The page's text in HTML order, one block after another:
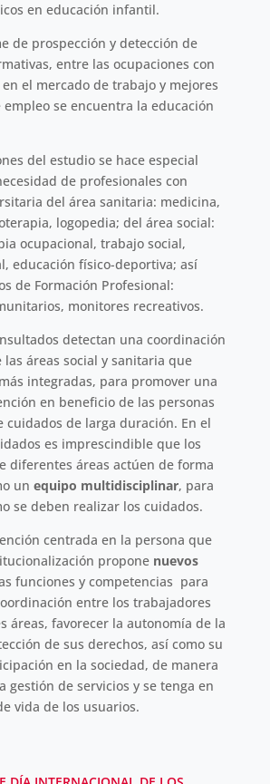
en educación infantil.
de prospección y detección de
entre las ocupaciones con
el mercado de trabajo y mejores
empleo se encuentra la educación
del estudio se hace especial
de profesionales con
del área sanitaria: medicina,
logopedia; del área social:
ocupacional, trabajo social,
educación físico-deportiva; así
de Formación Profesional:
monitores recreativos.
detectan una coordinación
áreas social y sanitaria que
integradas, para promover una
en beneficio de las personas
cuidados de larga duración. En el
es imprescindible que los
diferentes áreas actúen de forma
un equipo multidisciplinar, para
se deben realizar los cuidados.
centrada en la persona que
propone nuevos
funciones y competencias para
entre los trabajadores
áreas, favorecer la autonomía de la
de sus derechos, así como su
en la sociedad, de manera
gestión de servicios y se tenga en
vida de los usuarios.